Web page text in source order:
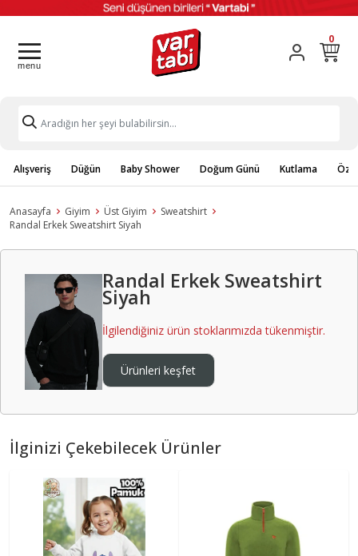
0
Alışveriş Düğün Baby Shower Doğum Günü Kutlama
Anasayfa Giyim Üst Giyim
Sweatshirt
Randal Erkek Sweatshirt Siyah
Randal Erkek Sweatshirt
Siyah
İlgilendiğiniz ürün stoklarımızda tükenmiştir.
Ürünleri keşfet
İlginizi Çekebilecek Ürünler